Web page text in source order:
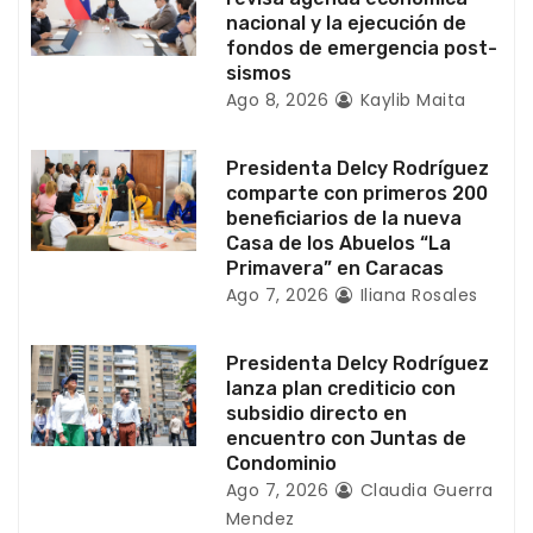
n
r
a
d
s
nacional y la ejecución de
fondos de emergencia post-
sismos
Ago 8, 2026 Kaylib Maita
Presidenta Delcy Rodríguez
comparte con primeros 200
beneficiarios de la nueva
Casa de los Abuelos “La
Primavera” en Caracas
Ago 7, 2026 Iliana Rosales
Presidenta Delcy Rodríguez
lanza plan crediticio con
subsidio directo en
encuentro con Juntas de
Condominio
Ago 7, 2026
Claudia Guerra
Mendez